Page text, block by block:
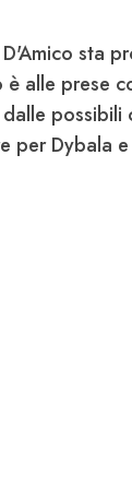
sta
alle prese
possibili
per Dybala